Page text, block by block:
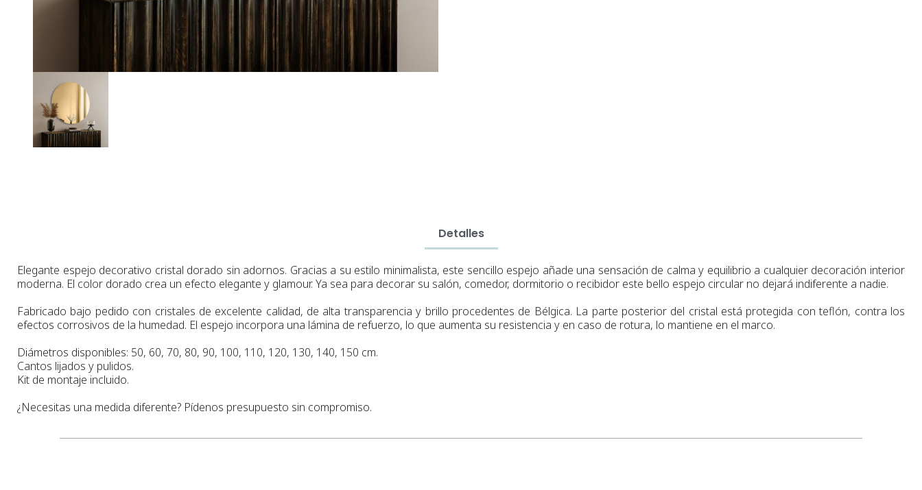
Detalles
Elegante espejo decorativo cristal dorado sin adornos. Gracias a su estilo minimalista, este sencillo espejo añade una sensación de calma y equilibrio a cualquier decoración interior
moderna. El color dorado crea un efecto elegante y glamour. Ya sea para decorar su salón, comedor, dormitorio o recibidor este bello espejo circular no dejará indiferente a nadie.
Fabricado bajo pedido con cristales de excelente calidad, de alta transparencia y brillo procedentes de Bélgica. La parte posterior del cristal está protegida con teflón, contra los
efectos corrosivos de la humedad. El espejo incorpora una lámina de refuerzo, lo que aumenta su resistencia y en caso de rotura, lo mantiene en el marco.
Diámetros disponibles: 50, 60, 70, 80, 90, 100, 110, 120, 130, 140, 150 cm.
Cantos lijados y pulidos.
Kit de montaje incluido.
¿Necesitas una medida diferente? Pídenos presupuesto sin compromiso.